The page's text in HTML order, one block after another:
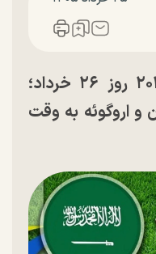
مسابقات جام جهانی ۲۰۲۶ روز ۲۶ خرداد؛
اروگوئه به وقت